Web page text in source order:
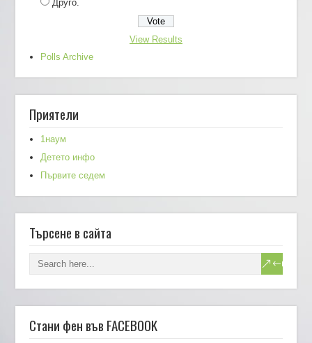
Друго.
View Results
Polls Archive
Приятели
1наум
Детето инфо
Първите седем
Търсене в сайта
Стани фен във FACEBOOK